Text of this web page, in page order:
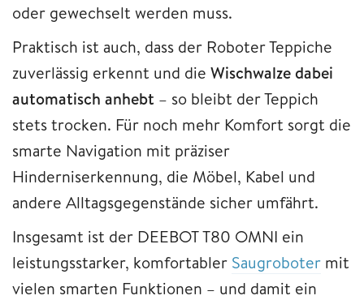
oder gewechselt werden muss.
Praktisch ist auch, dass der Roboter Teppiche
zuverlässig erkennt und die Wischwalze dabei
automatisch anhebt – so bleibt der Teppich
stets trocken. Für noch mehr Komfort sorgt die
smarte Navigation mit präziser
Hinderniserkennung, die Möbel, Kabel und
andere Alltagsgegenstände sicher umfährt.
Insgesamt ist der DEEBOT T80 OMNI ein
leistungsstarker, komfortabler Saugroboter mit
vielen smarten Funktionen – und damit ein